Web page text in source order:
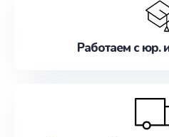
Работаем с юр.